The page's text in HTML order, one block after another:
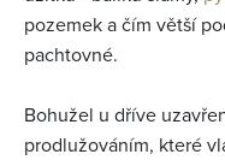
pozemek a čím větší
pachtovné.
Bohužel u dříve
prodlužováním, které